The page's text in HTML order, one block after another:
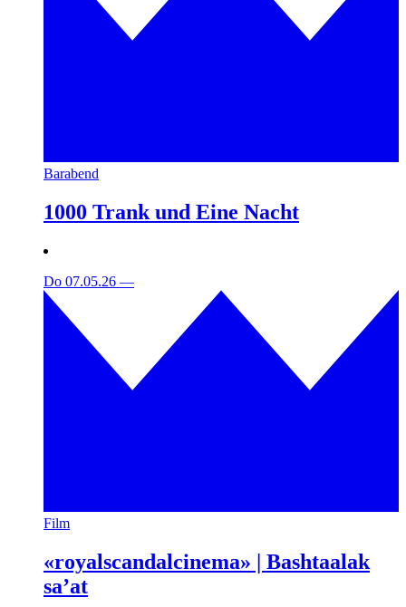
Barabend
1000 Trank und Eine Nacht
Do 07.05.26 —
Film
«royalscandalcinema» | Bashtaalak
sa’at